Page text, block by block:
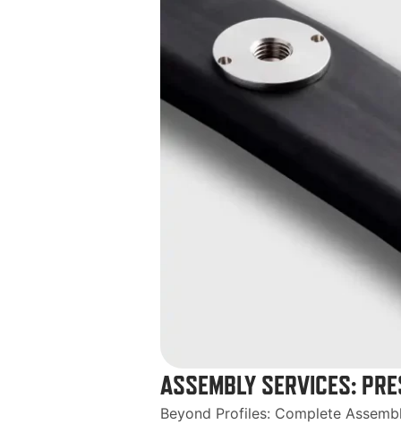
ASSEMBLY SERVICES:
Beyond Profiles: Complete